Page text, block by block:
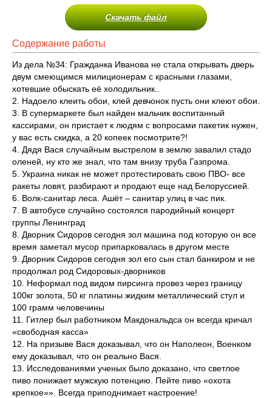
Скачать файл
Содержание работы
Из дела №34: Гражданка Иванова не стала открывать дверь
двум смеющимся милиционерам с красными глазами,
хотевшие обыскать её холодильник..
2. Надоело клеить обои, клей девчонок пусть они клеют обои.
3. В супермаркете был найден мальчик воспитанный
кассирами, он пристает к людям с вопросами пакетик нужен,
у вас есть скидка, а 20 копеек посмотрите?!
4. Дядя Вася случайным выстрелом в землю завалил стадо
оленей, ну кто же знал, что там внизу труба Газпрома.
5. Украина никак не может протестировать свою ПВО- все
ракеты ловят, разбирают и продают еще над Белоруссией.
6. Волк-санитар леса. Ашёт – санитар улиц в час пик.
7. В автобусе случайно состоялся пародийный концерт
группы Ленинград
8. Дворник Сидоров сегодня зол машина под которую он все
время заметал мусор припарковалась в другом месте
9. Дворник Сидоров сегодня зол его сын стал банкиром и не
продолжал род Сидоровых-дворников
10. Неформал под видом пирсинга провез через границу
100кг золота, 50 кг платины жидким металлический стул и
100 грамм человечины
11. Гитлер был работником Макдональдса он всегда кричал
«свободная касса»
12. На призыве Вася доказывал, что он Наполеон, Военком
ему доказывал, что он реально Вася.
13. Исследованиями ученых было доказано, что светлое
пиво понижает мужскую потенцию. Пейте пиво «охота
крепкое»». Всегда приподнимает настроение!